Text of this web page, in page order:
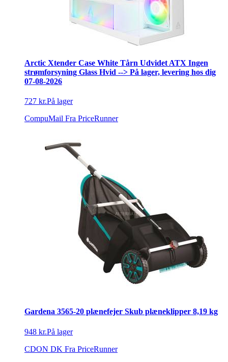
Arctic Xtender Case White Tårn Udvidet ATX Ingen
strømforsyning Glass Hvid --> På lager, levering hos dig
07-08-2026
727 kr.På lager
CompuMail Fra PriceRunner
Gardena 3565-20 plænefejer Skub plæneklipper 8,19 kg
948 kr.På lager
CDON DK Fra PriceRunner